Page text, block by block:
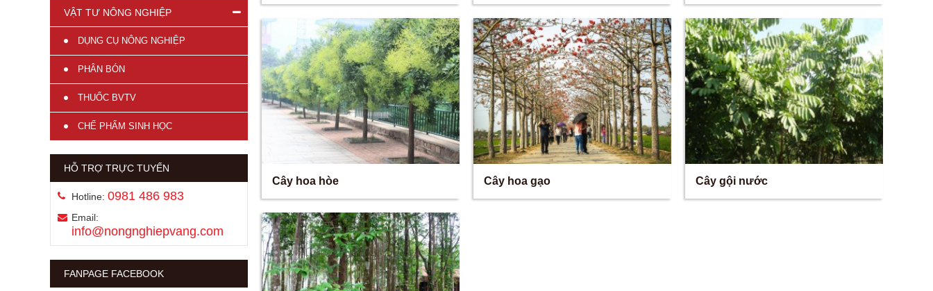
VẬT TƯ NÔNG NGHIỆP
DỤNG CỤ NÔNG NGHIỆP
PHÂN BÓN
THUỐC BVTV
CHẾ PHẨM SINH HỌC
HỖ TRỢ TRỰC TUYẾN
Hotline: 0981 486 983
Email:
info@nongnghiepvang.com
FANPAGE FACEBOOK
Cây hoa hòe Cây hoa gạo Cây gội nước